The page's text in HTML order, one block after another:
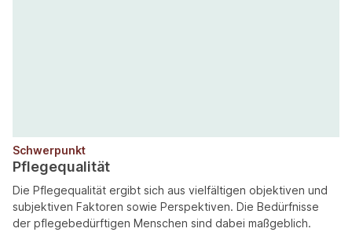
Schwerpunkt
Pflegequalität
Die Pflegequalität ergibt sich aus vielfältigen objektiven und
subjektiven Faktoren sowie Perspektiven. Die Bedürfnisse
der pflegebedürftigen Menschen sind dabei maßgeblich.